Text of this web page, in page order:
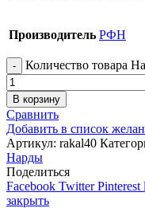
Производитель РФН
Количество товара
В корзину
Сравнить
Добавить в список
Артикул: rakal40
Нарды
Поделиться
Facebook Twitter Pinterest
закрыть